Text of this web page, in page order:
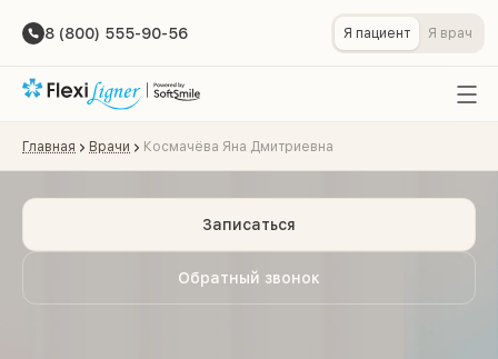
8 (800) 555-90-56 Я пациент Я врач
Главная Врачи Космачёва Яна Дмитриевна
Обратный звонок
Записаться